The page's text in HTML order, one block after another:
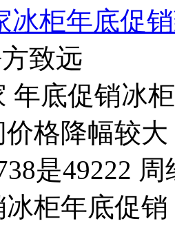
冰柜年底促
致远
年底促销冰
格降幅较
是49222
柜年底促销